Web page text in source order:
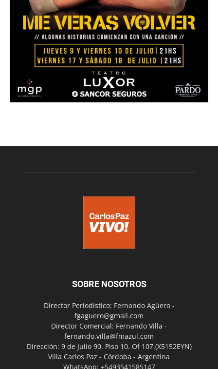
SOBRE NOSOTROS
Director Periodístico: Fernando Agüero -
fgaguero@gmail.com
Director Comercial: Fernando Villa -
fernando.villa@fmazul.com
Dirección: 9 de Julio 90. Piso 10. Of 107.(X5152EYN)
Villa Carlos Paz - Córdoba - Argentina
WhatsApp: +5493541585147